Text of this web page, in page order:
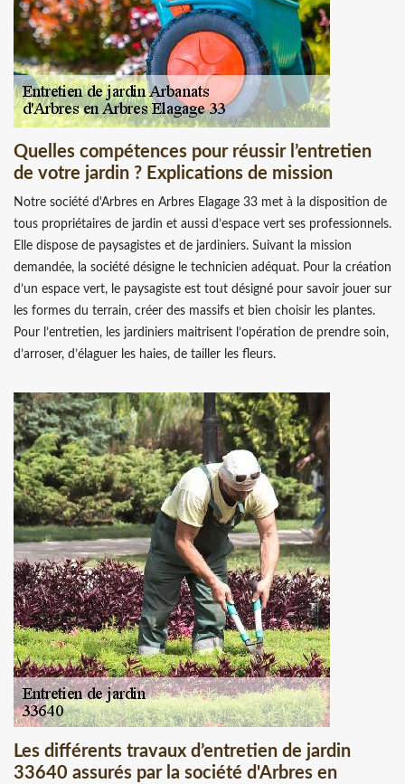
Quelles compétences pour réussir l’entretien
de votre jardin ? Explications de mission
Notre société d'Arbres en Arbres Elagage 33 met à la disposition de
tous propriétaires de jardin et aussi d’espace vert ses professionnels.
Elle dispose de paysagistes et de jardiniers. Suivant la mission
demandée, la société désigne le technicien adéquat. Pour la création
d’un espace vert, le paysagiste est tout désigné pour savoir jouer sur
les formes du terrain, créer des massifs et bien choisir les plantes.
Pour l’entretien, les jardiniers maitrisent l’opération de prendre soin,
d’arroser, d’élaguer les haies, de tailler les fleurs.
Les différents travaux d’entretien de jardin
33640 assurés par la société d'Arbres en